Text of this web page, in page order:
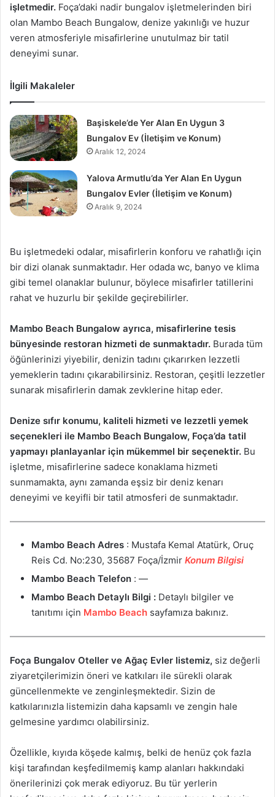
işletmedir. Foça’daki nadir bungalov işletmelerinden biri
olan Mambo Beach Bungalow, denize yakınlığı ve huzur
veren atmosferiyle misafirlerine unutulmaz bir tatil
deneyimi sunar.
İlgili Makaleler
Başiskele’de Yer Alan En Uygun 3
Bungalov Ev (İletişim ve Konum)
Aralık 12, 2024
Yalova Armutlu’da Yer Alan En Uygun
Bungalov Evler (İletişim ve Konum)
Aralık 9, 2024
Bu işletmedeki odalar, misafirlerin konforu ve rahatlığı için
bir dizi olanak sunmaktadır. Her odada wc, banyo ve klima
gibi temel olanaklar bulunur, böylece misafirler tatillerini
rahat ve huzurlu bir şekilde geçirebilirler.
Mambo Beach Bungalow ayrıca, misafirlerine tesis
bünyesinde restoran hizmeti de sunmaktadır. Burada tüm
öğünlerinizi yiyebilir, denizin tadını çıkarırken lezzetli
yemeklerin tadını çıkarabilirsiniz. Restoran, çeşitli lezzetler
sunarak misafirlerin damak zevklerine hitap eder.
Denize sıfır konumu, kaliteli hizmeti ve lezzetli yemek
seçenekleri ile Mambo Beach Bungalow, Foça’da tatil
yapmayı planlayanlar için mükemmel bir seçenektir. Bu
işletme, misafirlerine sadece konaklama hizmeti
sunmamakta, aynı zamanda eşsiz bir deniz kenarı
deneyimi ve keyifli bir tatil atmosferi de sunmaktadır.
Mambo Beach Adres : Mustafa Kemal Atatürk, Oruç
Reis Cd. No:230, 35687 Foça/İzmir Konum Bilgisi
Mambo Beach Telefon : —
Mambo Beach Detaylı Bilgi : Detaylı bilgiler ve
tanıtımı için Mambo Beach sayfamıza bakınız.
Foça Bungalov Oteller ve Ağaç Evler listemiz, siz değerli
ziyaretçilerimizin öneri ve katkıları ile sürekli olarak
güncellenmekte ve zenginleşmektedir. Sizin de
katkılarınızla listemizin daha kapsamlı ve zengin hale
gelmesine yardımcı olabilirsiniz.
Özellikle, kıyıda köşede kalmış, belki de henüz çok fazla
kişi tarafından keşfedilmemiş kamp alanları hakkındaki
önerilerinizi çok merak ediyoruz. Bu tür yerlerin